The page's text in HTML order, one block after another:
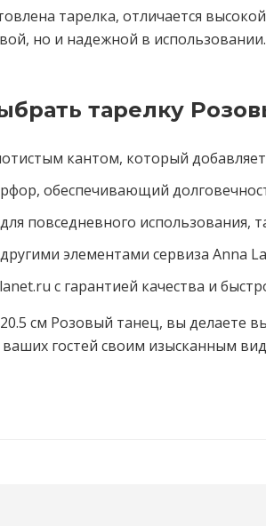
тарелка, отличается
но и надежной в
тарелку
кантом, который
обеспечивающий
повседневного использования,
элементами сервиза Anna
с гарантией качества и
см Розовый танец, вы делаете
гостей своим изысканным